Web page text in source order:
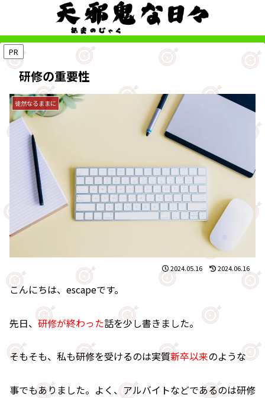
PR
研修の重要性
徒然なるままに
2024.05.16 2024.06.16
こんにちは、escapeです。
先日、 研修が終わった話を少し書きました。
そもそも、私も研修を受けるのは実質新卒以来のような
事でもありました。よく、アルバイトなどであるのは研修